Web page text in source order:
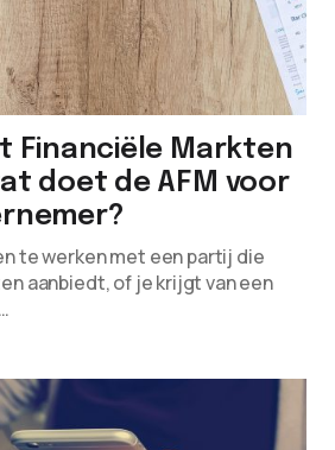
Financiële Markten
doet de AFM voor
te werken met een partij die
aanbiedt, of je krijgt van een